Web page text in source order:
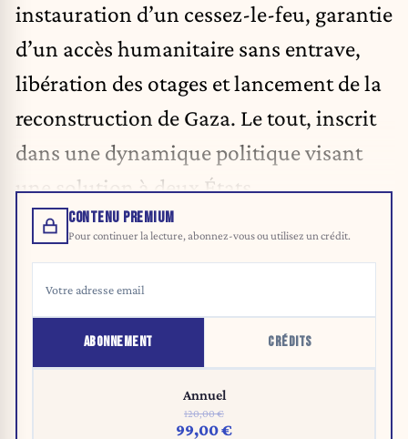
instauration d’un cessez-le-feu, garantie
d’un accès humanitaire sans entrave,
libération des otages et lancement de la
reconstruction de Gaza. Le tout, inscrit
dans une dynamique politique visant
une solution à deux États.
CONTENU PREMIUM
Pour continuer la lecture, abonnez-vous ou utilisez un crédit.
ABONNEMENT CRÉDITS
Annuel
120,00 €
99,00 €